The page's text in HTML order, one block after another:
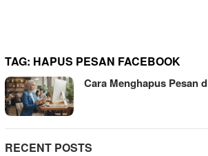
TAG: HAPUS PESAN FACEBOOK
Cara Menghapus Pesan
RECENT POSTS